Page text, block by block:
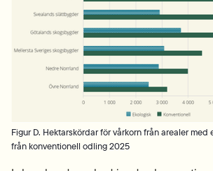
Figur D. Hektarskördar för vårkorn från arealer
från konventionell odling 2025